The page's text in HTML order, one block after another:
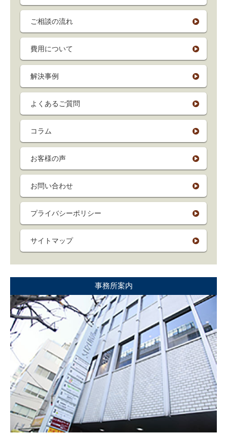
ご相談の流れ
費用について
解決事例
よくあるご質問
コラム
お客様の声
お問い合わせ
プライバシーポリシー
サイトマップ
事務所案内